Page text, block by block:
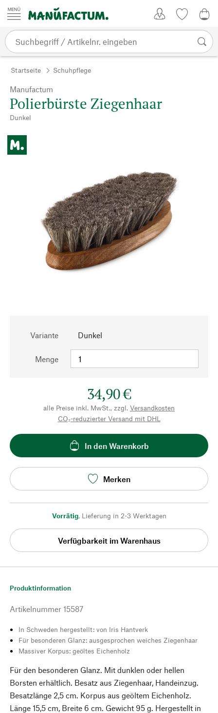
Zum Inhalt springen
Startseite Schuhpflege
Manufactum
Polierbürste Ziegenhaar
Dunkel
Variante Dunkel
Menge
34,90 €
alle Preise inkl. MwSt., zzgl. Versandkosten
CO₂-reduzierter Versand mit DHL
In den Warenkorb
Merken
Vorrätig, Lieferung in 2-3 Werktagen
Verfügbarkeit im Warenhaus
Produktinformation
Artikelnummer 15587
In Schweden hergestellt: von Iris Hantverk
Für besonderen Glanz: ausgesprochen weiches Ziegenhaar
Massiver Korpus: geöltes Eichenholz
Für den besonderen Glanz. Mit dunklen oder hellen
Borsten erhältlich. Besatz aus Ziegenhaar, Handeinzug.
Besatzlänge 2,5 cm. Korpus aus geöltem Eichenholz.
Länge 15,5 cm, Breite 6 cm. Gewicht 95 g. Hergestellt in